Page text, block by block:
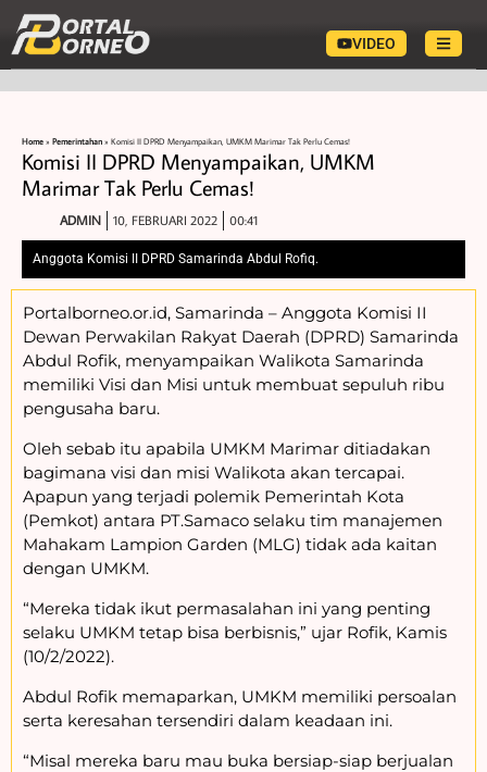
VIDEO
Home » Pemerintahan » Komisi II DPRD Menyampaikan, UMKM Marimar Tak Perlu Cemas!
Komisi II DPRD Menyampaikan, UMKM
Marimar Tak Perlu Cemas!
ADMIN 10, FEBRUARI 2022 00:41
Anggota Komisi II DPRD Samarinda Abdul Rofiq.
Portalborneo.or.id, Samarinda – Anggota Komisi II
Dewan Perwakilan Rakyat Daerah (DPRD) Samarinda
Abdul Rofik, menyampaikan Walikota Samarinda
memiliki Visi dan Misi untuk membuat sepuluh ribu
pengusaha baru.
Oleh sebab itu apabila UMKM Marimar ditiadakan
bagimana visi dan misi Walikota akan tercapai.
Apapun yang terjadi polemik Pemerintah Kota
(Pemkot) antara PT.Samaco selaku tim manajemen
Mahakam Lampion Garden (MLG) tidak ada kaitan
dengan UMKM.
“Mereka tidak ikut permasalahan ini yang penting
selaku UMKM tetap bisa berbisnis,” ujar Rofik, Kamis
(10/2/2022).
Abdul Rofik memaparkan, UMKM memiliki persoalan
serta keresahan tersendiri dalam keadaan ini.
“Misal mereka baru mau buka bersiap-siap berjualan